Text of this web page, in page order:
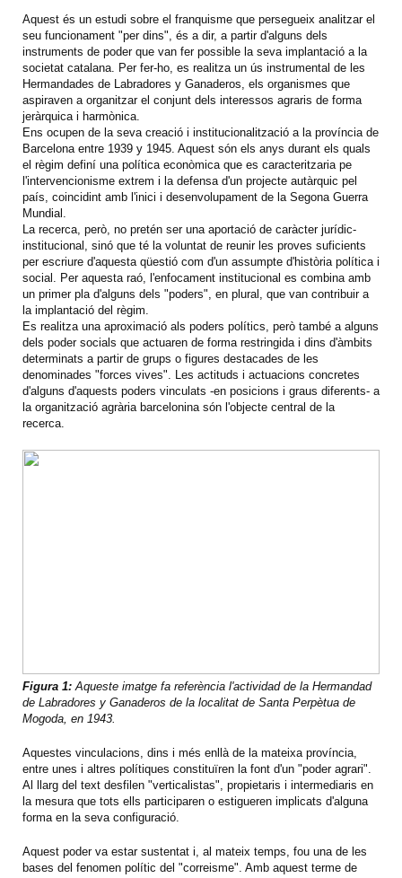
Aquest és un estudi sobre el franquisme que persegueix analitzar el
seu funcionament "per dins", és a dir, a partir d'alguns dels
instruments de poder que van fer possible la seva implantació a la
societat catalana. Per fer-ho, es realitza un ús instrumental de les
Hermandades de Labradores y Ganaderos, els organismes que
aspiraven a organitzar el conjunt dels interessos agraris de forma
jeràrquica i harmònica.
Ens ocupen de la seva creació i institucionalització a la província de
Barcelona entre 1939 y 1945. Aquest són els anys durant els quals
el règim definí una política econòmica que es caracteritzaria pe
l'intervencionisme extrem i la defensa d'un projecte autàrquic pel
país, coincidint amb l'inici i desenvolupament de la Segona Guerra
Mundial.
La recerca, però, no pretén ser una aportació de caràcter jurídic-
institucional, sinó que té la voluntat de reunir les proves suficients
per escriure d'aquesta qüestió com d'un assumpte d'història política i
social. Per aquesta raó, l'enfocament institucional es combina amb
un primer pla d'alguns dels "poders", en plural, que van contribuir a
la implantació del règim.
Es realitza una aproximació als poders polítics, però també a alguns
dels poder socials que actuaren de forma restringida i dins d'àmbits
determinats a partir de grups o figures destacades de les
denominades "forces vives". Les actituds i actuacions concretes
d'alguns d'aquests poders vinculats -en posicions i graus diferents- a
la organització agrària barcelonina són l'objecte central de la
recerca.
Figura 1: Aqueste imatge fa referència l'actividad de la Hermandad
de Labradores y Ganaderos de la localitat de Santa Perpètua de
Mogoda, en 1943.
Aquestes vinculacions, dins i més enllà de la mateixa província,
entre unes i altres polítiques constituïren la font d'un "poder agrari".
Al llarg del text desfilen "verticalistas", propietaris i intermediaris en
la mesura que tots ells participaren o estigueren implicats d'alguna
forma en la seva configuració.
Aquest poder va estar sustentat i, al mateix temps, fou una de les
bases del fenomen polític del "correisme". Amb aquest terme de